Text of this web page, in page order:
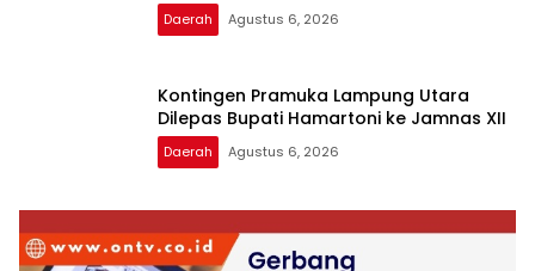
Daerah Agustus 6, 2026
Kontingen Pramuka Lampung Utara
Dilepas Bupati Hamartoni ke Jamnas XII
Daerah Agustus 6, 2026